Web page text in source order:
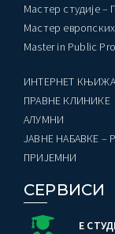
Мастер студије –
Мастер
Master in Public
ИНТЕРНЕТ
ПРАВНЕ КЛИНИКЕ
AЛУМНИ
ЈАВНЕ НАБАВКЕ –
ПРИЈЕМНИ
СЕРВИСИ
Е